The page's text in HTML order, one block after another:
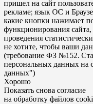
пришел на сайт
рекламе; язык ОС и
какие кнопки нажимает
функционирования сайта,
проведения
не хотите, чтобы ваши
(требование ФЗ №152.
персональных данных на
данных")
Хорошо
Показать снова согласие
на обработку файлов